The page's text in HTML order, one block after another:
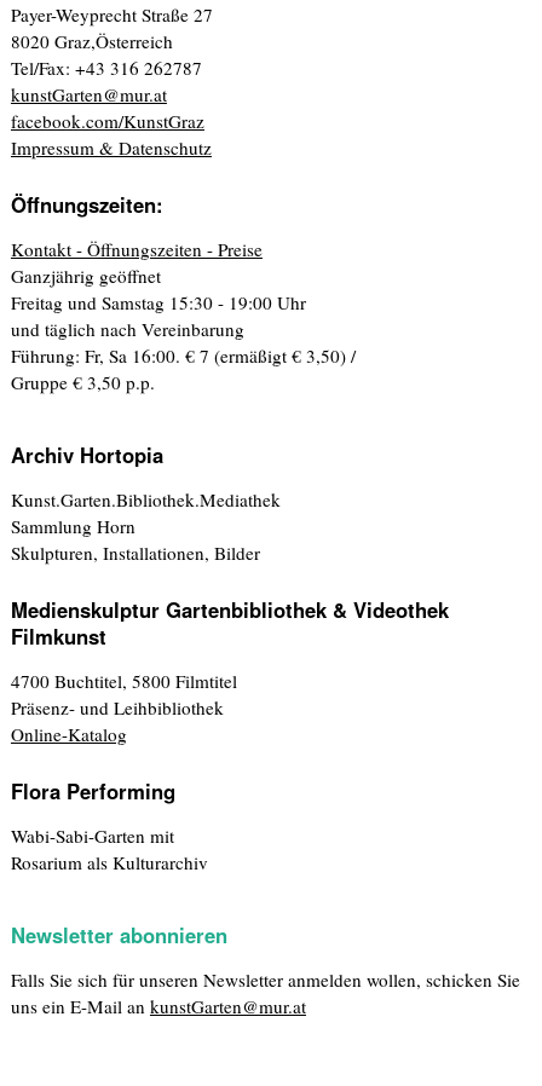
Payer-Weyprecht Straße 27
8020 Graz,Österreich
Tel/Fax: +43 316 262787
kunstGarten@mur.at
facebook.com/KunstGraz
Impressum & Datenschutz
Öffnungszeiten:
Kontakt - Öffnungszeiten - Preise
Ganzjährig geöffnet
Freitag und Samstag 15:30 - 19:00 Uhr
und täglich nach Vereinbarung
Führung: Fr, Sa 16:00. € 7 (ermäßigt € 3,50) /
Gruppe € 3,50 p.p.
Archiv Hortopia
Kunst.Garten.Bibliothek.Mediathek
Sammlung Horn
Skulpturen, Installationen, Bilder
Medienskulptur Gartenbibliothek & Videothek
Filmkunst
4700 Buchtitel, 5800 Filmtitel
Präsenz- und Leihbibliothek
Online-Katalog
Flora Performing
Wabi-Sabi-Garten mit
Rosarium als Kulturarchiv
Newsletter abonnieren
Falls Sie sich für unseren Newsletter anmelden wollen, schicken Sie
uns ein E-Mail an kunstGarten@mur.at